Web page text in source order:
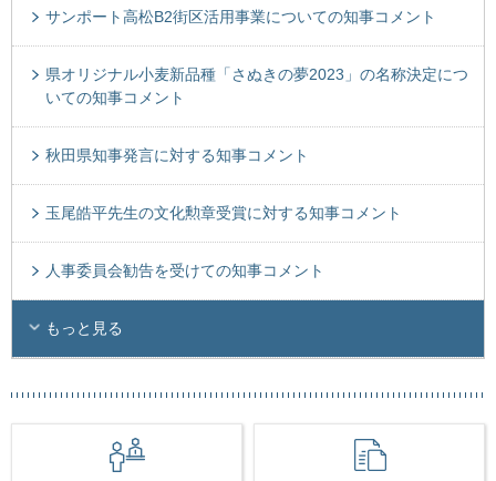
サンポート高松B2街区活用事業についての知事コメント
県オリジナル小麦新品種「さぬきの夢2023」の名称決定につ
いての知事コメント
秋田県知事発言に対する知事コメント
玉尾皓平先生の文化勲章受賞に対する知事コメント
人事委員会勧告を受けての知事コメント
もっと見る